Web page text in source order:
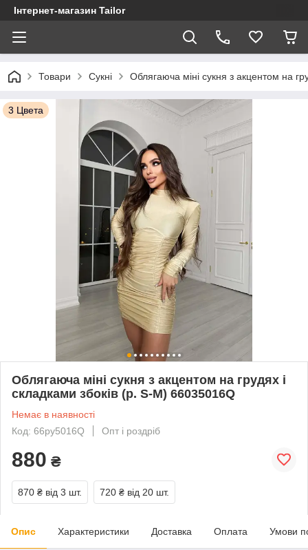
Інтернет-магазин Tailor
Товари Сукні Облягаюча міні сукня з акцентом на
3 Цвета
Облягаюча міні сукня з акцентом на грудях і
складками збоків (р. S-M) 66035016Q
Немає в наявності
Код: 66py5016Q
Опт і роздріб
880 ₴
870 ₴ від 3 шт. 720 ₴ від 20 шт.
Опис Характеристики Доставка Оплата Умови